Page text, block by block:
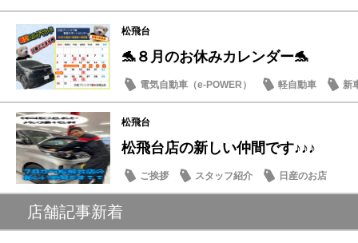
松飛台
🐬８月のお休みカレンダー🐬
電気自動車（e-POWER） 軽自動車
新
日産のお店
松飛台
松飛台店の新しい仲間です♪♪♪
ご挨拶 スタッフ紹介 日産のお店
店舗記事新着